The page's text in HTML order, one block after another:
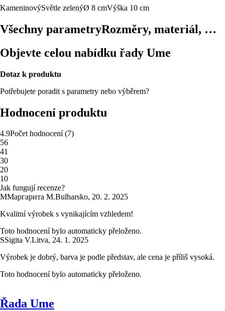
KameninovýSvětle zelenýØ 8 cmVýška 10 cm
Všechny parametryRozměry, materiál, …
Objevte celou nabídku řady Ume
Dotaz k produktu
Potřebujete poradit s parametry nebo výběrem?
Hodnocení produktu
4.9Počet hodnocení(7)
56
41
30
20
10
Jak fungují recenze?
ММаргарита М.Bulharsko, 20. 2. 2025
Kvalitní výrobek s vynikajícím vzhledem!
Toto hodnocení bylo automaticky přeloženo.
SSigita V.Litva, 24. 1. 2025
Výrobek je dobrý, barva je podle představ, ale cena je příliš vysoká.
Toto hodnocení bylo automaticky přeloženo.
Řada Ume